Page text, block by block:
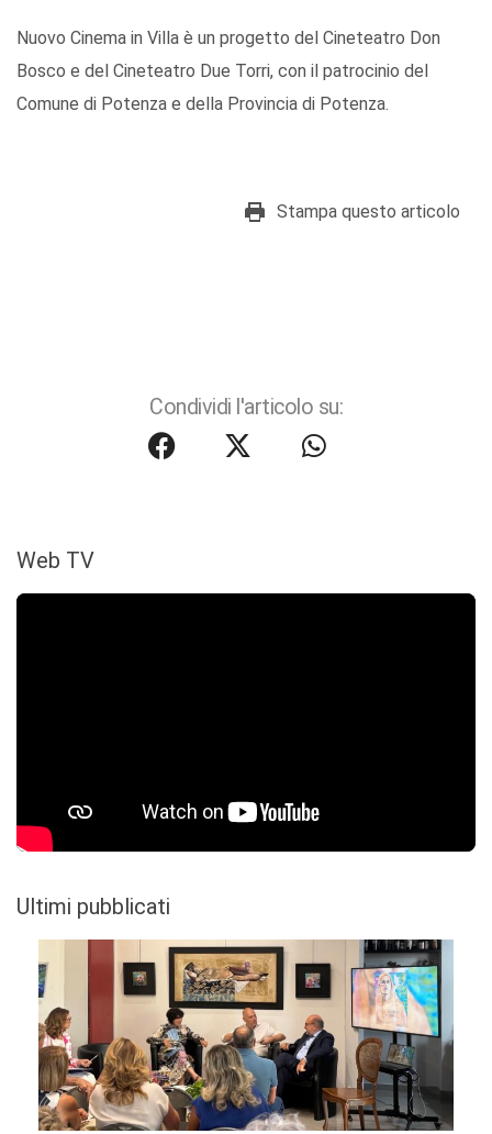
Nuovo Cinema in Villa è un progetto del Cineteatro Don
Bosco e del Cineteatro Due Torri, con il patrocinio del
Comune di Potenza e della Provincia di Potenza.
Stampa questo articolo
Condividi l'articolo su:
Web TV
Ultimi pubblicati